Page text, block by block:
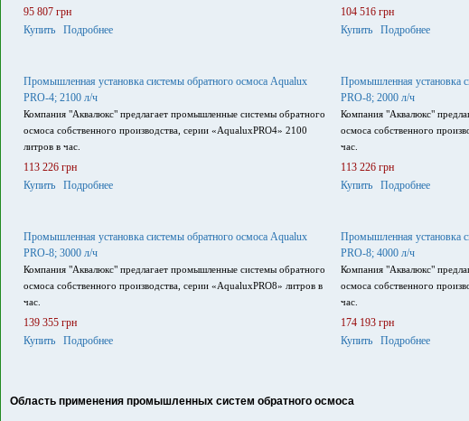
95 807 грн
Купить
Подробнее
104 516 грн
Купить
Подробнее
Промышленная установка системы обратного осмоса Aqualux
PRO-4; 2100 л/ч
Компания "Аквалюкс" предлагает промышленные системы обратного
осмоса собственного производства, серии «AqualuxPRO4» 2100
литров в час.
113 226 грн
Купить
Подробнее
Промышленная установка
PRO-8; 2000 л/ч
Компания "Аквалюкс"
осмоса собственного
час.
113 226 грн
Купить
Подробнее
Промышленная установка системы обратного осмоса Aqualux
PRO-8; 3000 л/ч
Компания "Аквалюкс" предлагает промышленные системы обратного
осмоса собственного производства, серии «AqualuxPRO8» литров в
час.
139 355 грн
Купить
Подробнее
Промышленная установка
PRO-8; 4000 л/ч
Компания "Аквалюкс"
осмоса собственного
час.
174 193 грн
Купить
Подробнее
Область применения промышленных систем обратного осмоса